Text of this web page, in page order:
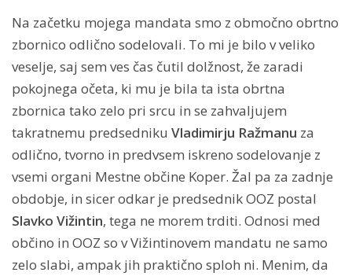
Na začetku mojega mandata smo z območno obrtno
zbornico odlično sodelovali. To mi je bilo v veliko
veselje, saj sem ves čas čutil dolžnost, že zaradi
pokojnega očeta, ki mu je bila ta ista obrtna
zbornica tako zelo pri srcu in se zahvaljujem
takratnemu predsedniku Vladimirju Ražmanu za
odlično, tvorno in predvsem iskreno sodelovanje z
vsemi organi Mestne občine Koper. Žal pa za zadnje
obdobje, in sicer odkar je predsednik OOZ postal
Slavko Vižintin, tega ne morem trditi. Odnosi med
občino in OOZ so v Vižintinovem mandatu ne samo
zelo slabi, ampak jih praktično sploh ni. Menim, da